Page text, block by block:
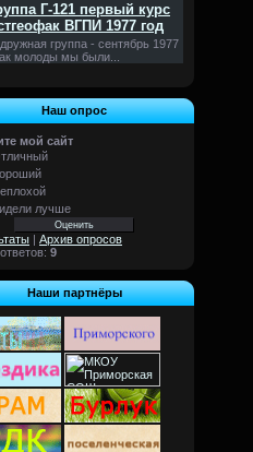
Г-121 первый курс
ВГПИ 1977 год
группа - сентябрь 1977
молоды мы были...
Наш опрос
мой сайт
лучше
| Архив опросов
9
Наши партнёры